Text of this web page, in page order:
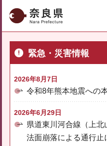
奈良県
緊急・災害情報
2026年8月7日
令和8年熊本地震への
2026年6月29日
県道東川河合線（上
法面崩落による通行止